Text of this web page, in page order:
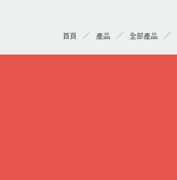
首頁 產品 全部產品